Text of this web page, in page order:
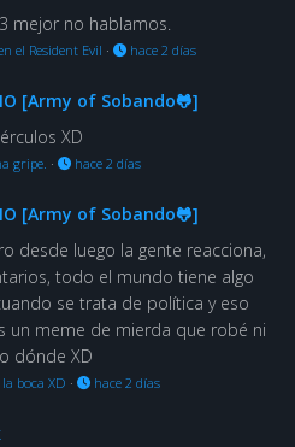
mejor no hablamos.
el Resident Evil · hace 2 días
[Army of Sobando🐸]
XD
gripe. · hace 2 días
[Army of Sobando🐸]
desde luego la gente reacciona,
todo el mundo tiene algo
se trata de política y eso
un meme de mierda que robé ni
dónde XD
boca XD · hace 2 días